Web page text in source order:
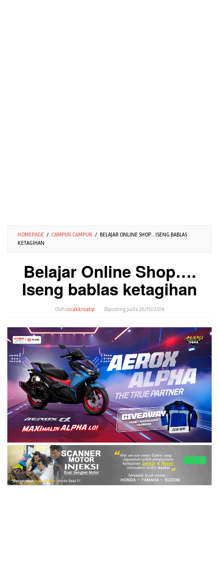
HOMEPAGE / CAMPUR CAMPUR / BELAJAR ONLINE SHOP.... ISENG BABLAS
KETAGIHAN
Belajar Online Shop….
Iseng bablas ketagihan
Oleh cicakkreatip Diposting pada26/10/2016